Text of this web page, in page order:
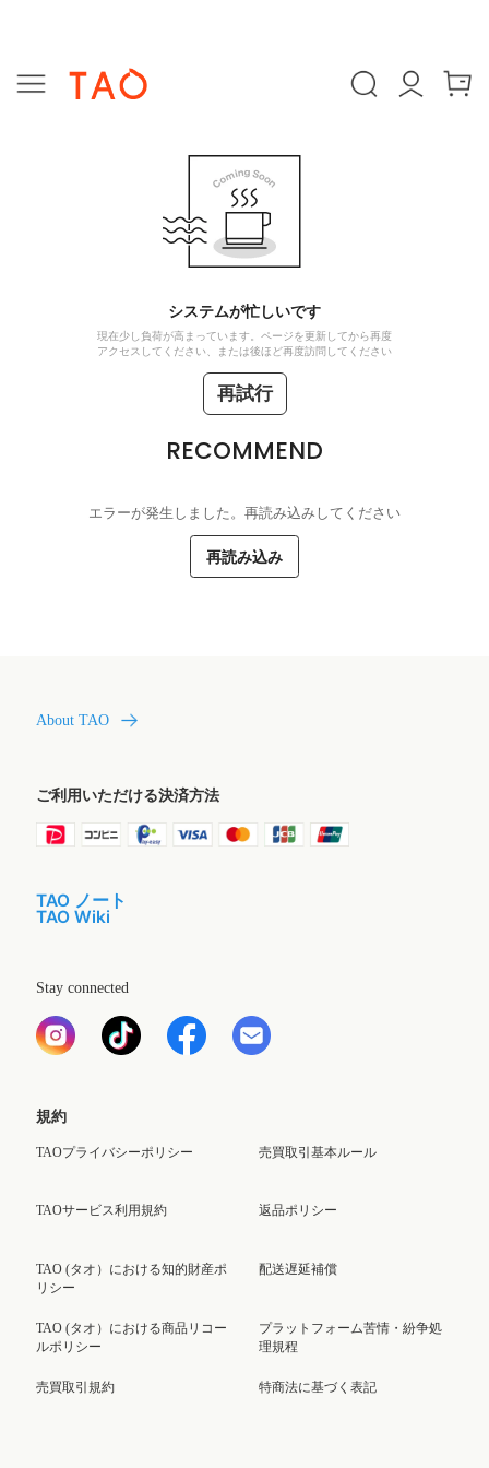
システムが忙しいです
現在少し負荷が高まっています。ページを更新してから再度
アクセスしてください、または後ほど再度訪問してください
再試行
RECOMMEND
エラーが発生しました。再読み込みしてください
再読み込み
About TAO
ご利用いただける決済方法
TAO ノート
TAO Wiki
Stay connected
規約
TAOプライバシーポリシー
TAOサービス利用規約
TAO (タオ）における知的財産ポ
リシー
TAO (タオ）における商品リコー
ルポリシー
売買取引規約
売買取引基本ルール
返品ポリシー
配送遅延補償
プラットフォーム苦情・紛争処
理規程
特商法に基づく表記